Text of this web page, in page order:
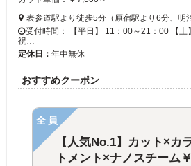
表参道駅より徒歩5分（原宿駅より6分、明
受付時間： 【平日】 11：00～21：00 【土
祝…
定休日： 年中無休
おすすめクーポン
全員
【人気No.1】カット×カ
トメント×ナノスチーム